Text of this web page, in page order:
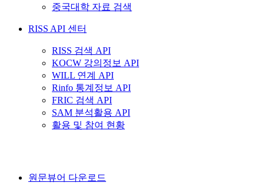
중국대학 자료 검색
RISS API 센터
RISS 검색 API
KOCW 강의정보 API
WILL 연계 API
Rinfo 통계정보 API
FRIC 검색 API
SAM 분석활용 API
활용 및 참여 현황
원문뷰어 다운로드